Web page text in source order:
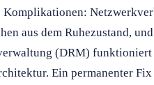
Komplikationen:
aus dem Ruhezustand,
(DRM)
Ein permanenter